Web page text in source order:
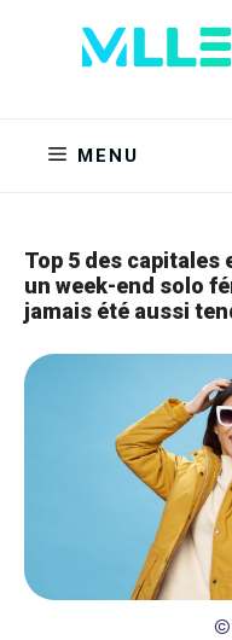
MENU
Top 5 des capitales
un week-end solo
jamais été aussi
©